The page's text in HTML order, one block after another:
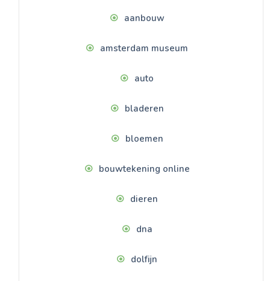
aanbouw
amsterdam museum
auto
bladeren
bloemen
bouwtekening online
dieren
dna
dolfijn